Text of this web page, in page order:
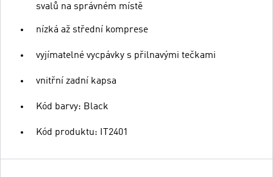
svalů na správném místě
nízká až střední komprese
vyjímatelné vycpávky s přilnavými tečkami
vnitřní zadní kapsa
Kód barvy: Black
Kód produktu: IT2401